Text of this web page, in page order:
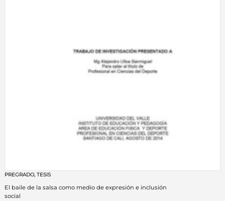
PREGRADO, TESIS
El baile de la salsa como medio de expresión e inclusión
social